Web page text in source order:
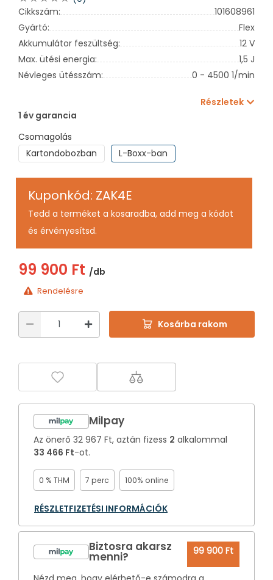
Cikkszám:
101608961
Gyártó:
Flex
Akkumulátor feszültség:
12 V
Max. ütési energia:
1,5 J
Névleges ütésszám:
0 - 4500 1/min
Részletek
1 év garancia
Csomagolás
Kartondobozban
L-Boxx-ban
Kuponkód: ZAK4E
Tedd a terméket a kosaradba, add meg a kódot
és érvényesítsd.
99 900 Ft /db
Rendelésre
Kosárba rakom
Milpay
Az önerő 32 967 Ft, aztán fizess 2 alkalommal
33 466 Ft-ot.
0 % THM 7 perc 100% online
RÉSZLETFIZETÉSI INFORMÁCIÓK
Biztosra akarsz
menni? 99 900 Ft